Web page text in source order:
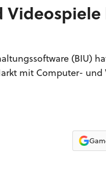
(BIU)
mit Computer- und